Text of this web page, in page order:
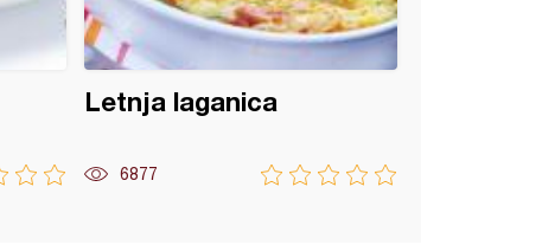
Letnja laganica
6877